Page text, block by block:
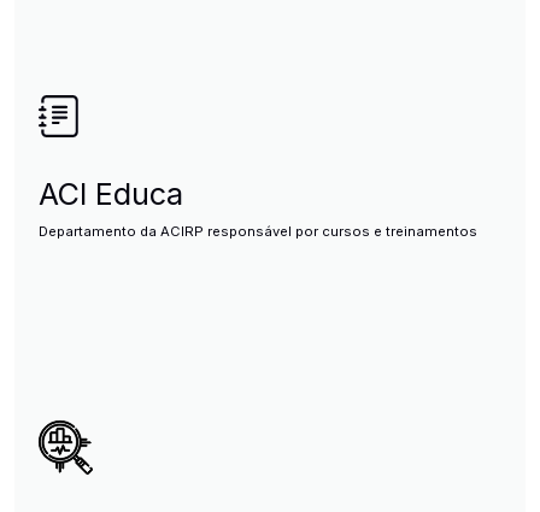
ACI Educa
Departamento da ACIRP responsável por cursos e treinamentos